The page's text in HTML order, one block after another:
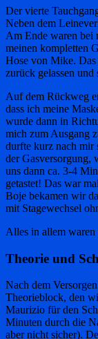
Der vierte
Neben dem
Am Ende waren bei
meinen kompletten
Hose von Mike.
zurück gelassen
Auf dem Rückweg
dass ich meine
wurde dann in
mich zum Ausgang
durfte kurz nach mir
der Gasversorgung,
uns dann ca. 3-4
getastet! Das war
Boje bekamen wir
mit Stagewechsel
Alles in allem
Theorie und
Nach dem
Theorieblock, den
Maurizio für den
Minuten durch die
aber nicht sicher).